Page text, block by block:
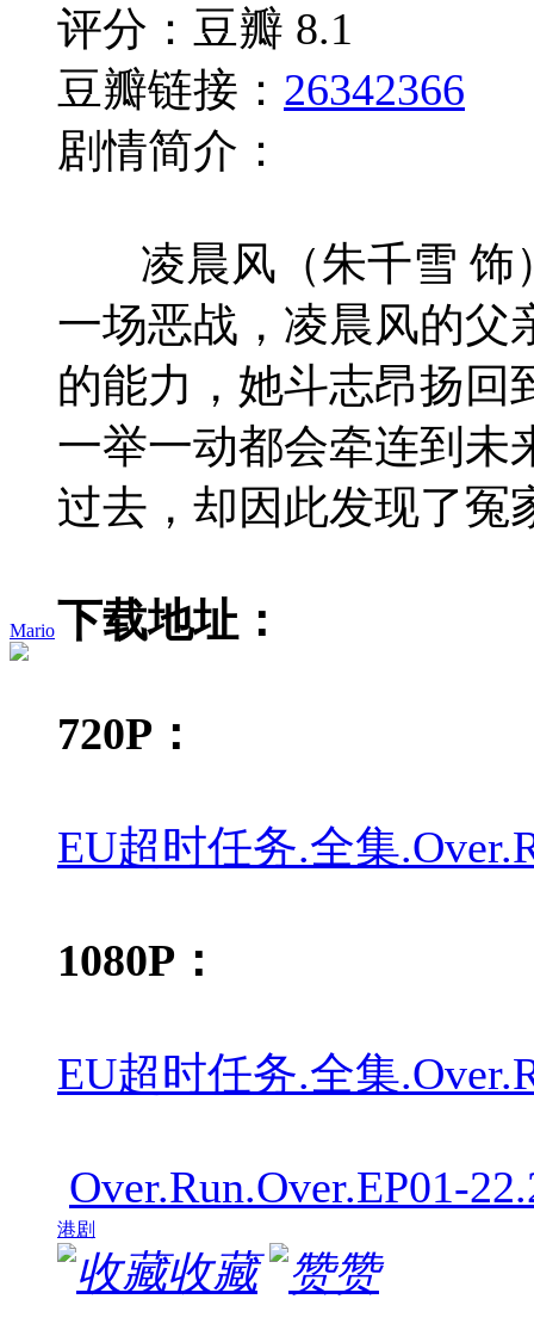
Mario
评分：豆瓣 8.1
豆瓣链接： 26342366
剧情简介：
凌晨风（朱千雪 饰）
一场恶战，凌晨风的父
的能力，她斗志昂扬
一举一动都会牵连到未
过去，却因此发现了冤
下载地址：
720P：
EU超时任务.全集
1080P：
EU超时任务.全集
Over.Run.Over.EP01-
港剧
收藏 赞